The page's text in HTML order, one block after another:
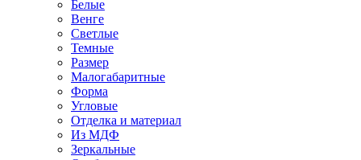
Белые
Венге
Светлые
Темные
Размер
Малогабаритные
Форма
Угловые
Отделка и материал
Из МДФ
Зеркальные